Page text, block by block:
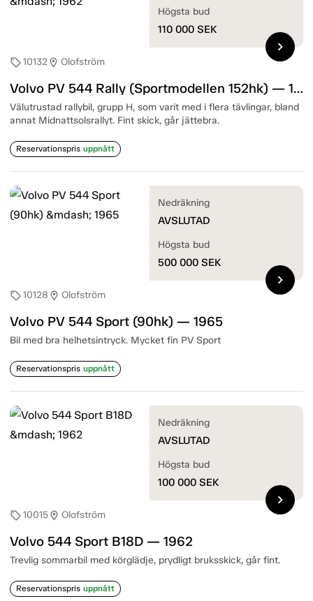
sell10132location_on Olofström
Volvo PV 544 Rally (Sportmodellen 152hk) — 1962
Välutrustad rallybil, grupp H, som varit med i flera tävlingar, bland
annat Midnattsolsrallyt. Fint skick, går jättebra.
Reservationspris uppnått
Högsta bud
110 000 SEK
chevron_right
sell10128 location_on Olofström
Volvo PV 544 Sport (90hk) — 1965
Bil med bra helhetsintryck. Mycket fin PV Sport
Reservationspris uppnått
Nedräkning
AVSLUTAD
Högsta bud
500 000 SEK
chevron_right
sell10015location_on Olofström
Volvo 544 Sport B18D — 1962
Trevlig sommarbil med körglädje, prydligt bruksskick, går fint.
Reservationspris uppnått
Nedräkning
AVSLUTAD
Högsta bud
100 000 SEK
chevron_right